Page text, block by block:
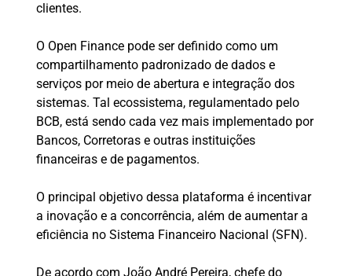
clientes.
O Open Finance pode ser definido como um
compartilhamento padronizado de dados e
serviços por meio de abertura e integração dos
sistemas. Tal ecossistema, regulamentado pelo
BCB, está sendo cada vez mais implementado por
Bancos, Corretoras e outras instituições
financeiras e de pagamentos.
O principal objetivo dessa plataforma é incentivar
a inovação e a concorrência, além de aumentar a
eficiência no Sistema Financeiro Nacional (SFN).
De acordo com João André Pereira, chefe do